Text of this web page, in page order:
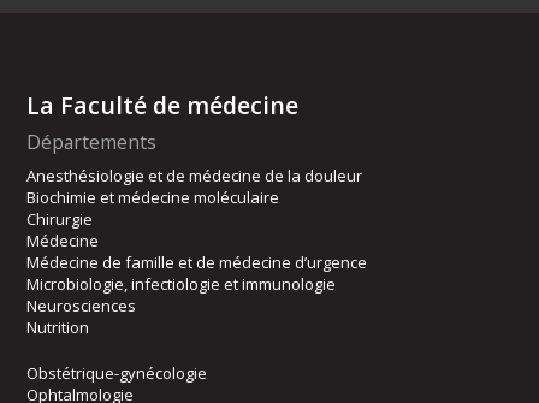
La Faculté de médecine
Départements
Anesthésiologie et de médecine de la douleur
Biochimie et médecine moléculaire
Chirurgie
Médecine
Médecine de famille et de médecine d’urgence
Microbiologie, infectiologie et immunologie
Neurosciences
Nutrition
Obstétrique-gynécologie
Ophtalmologie